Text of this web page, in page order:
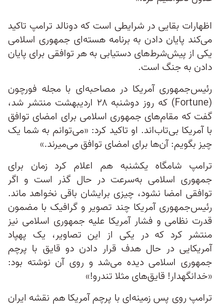
اظهارات بقایی در شرایطی است که دونالد ترامپ تاکید
می‌کند پایان دادن به برنامه هسته‌ای جمهوری اسلامی
یکی از پیش‌شرط‌های دستیابی به هر توافقی برای پایان
دادن به جنگ است.
رئیس‌جمهوری آمریکا در مصاحبه‌ای با مجله فورچون
(Fortune) که روز دوشنبه ۲۸ اردیبهشت منتشر شد،
گفت که مقام‌های جمهوری اسلامی برای امضای توافق
با آمریکا بی‌تاب‌اند. او تاکید کرد: «می‌توانم به شما یک
چیز بگویم: آن‌ها برای امضای توافق می‌میرند.»
ترامپ شامگاه یکشنبه هم اعلام کرد زمان برای
جمهوری اسلامی به‌سرعت‌ در حال گذر است و اگر
توافقی امضا نشود، چیزی برایشان باقی نخواهد ماند.
رئیس‌جمهوری آمریکا چند تصویر و گرافیک با مضمون
قدرت نظامی و فشار آمریکا علیه جمهوری اسلامی نیز
منتشر کرد که در یکی از این تصاویر، یک پهپاد
آمریکایی در حال هدف قرار دادن دو قایق با پرچم
جمهوری اسلامی دیده می‌شد و روی آن نوشته بود:
«خدانگهدار! قایق‌های مثلا تندرو!»
ترامپ روی پس زمینه‌ای با پرچم آمریکا هم نقشه ایران